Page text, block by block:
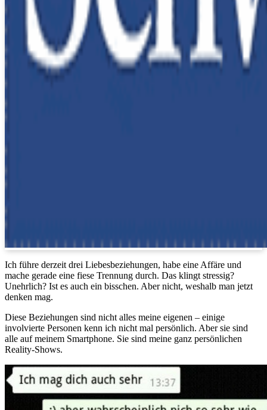
Ich führe derzeit drei Liebesbeziehungen, habe eine Affäre und
mache gerade eine fiese Trennung durch. Das klingt stressig?
Unehrlich? Ist es auch ein bisschen. Aber nicht, weshalb man jetzt
denken mag.
Diese Beziehungen sind nicht alles meine eigenen – einige
involvierte Personen kenn ich nicht mal persönlich. Aber sie sind
alle auf meinem Smartphone. Sie sind meine ganz persönlichen
Reality-Shows.